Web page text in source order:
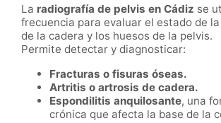
La radiografía de pelvis en Cádiz se
frecuencia para evaluar el estado de
de la cadera y los huesos de la pelvis.
Permite detectar y diagnosticar:
Fracturas o fisuras óseas.
Artritis o artrosis de cadera.
Espondilitis anquilosante, una
crónica que afecta la base de la